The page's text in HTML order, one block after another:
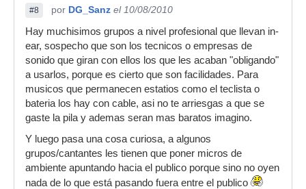
#8 por DG_Sanz el 10/08/2010
Hay muchisimos grupos a nivel profesional que llevan in-
ear, sospecho que son los tecnicos o empresas de
sonido que giran con ellos los que les acaban "obligando"
a usarlos, porque es cierto que son facilidades. Para
musicos que permanecen estatios como el teclista o
bateria los hay con cable, asi no te arriesgas a que se
gaste la pila y ademas seran mas baratos imagino.
Y luego pasa una cosa curiosa, a algunos
grupos/cantantes les tienen que poner micros de
ambiente apuntando hacia el publico porque sino no oyen
nada de lo que está pasando fuera entre el publico